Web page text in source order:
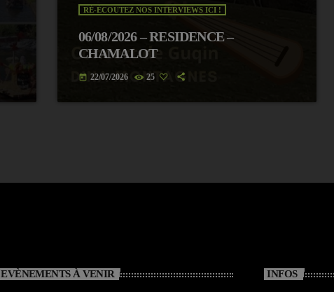
RÉ-ÉCOUTEZ NOS INTERVIEWS ICI !
06/08/2026 – RESIDENCE –
CHAMALOT
today 22/07/2026 25
EVÈNEMENTS À VENIR INFOS